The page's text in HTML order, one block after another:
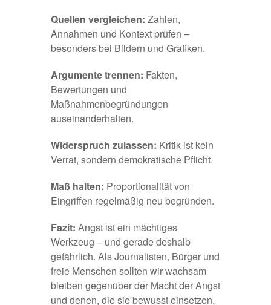
Quellen vergleichen: Zahlen,
Annahmen und Kontext prüfen –
besonders bei Bildern und Grafiken.
Argumente trennen: Fakten,
Bewertungen und
Maßnahmenbegründungen
auseinanderhalten.
Widerspruch zulassen: Kritik ist kein
Verrat, sondern demokratische Pflicht.
Maß halten: Proportionalität von
Eingriffen regelmäßig neu begründen.
Fazit: Angst ist ein mächtiges
Werkzeug – und gerade deshalb
gefährlich. Als Journalisten, Bürger und
freie Menschen sollten wir wachsam
bleiben gegenüber der Macht der Angst
und denen, die sie bewusst einsetzen.